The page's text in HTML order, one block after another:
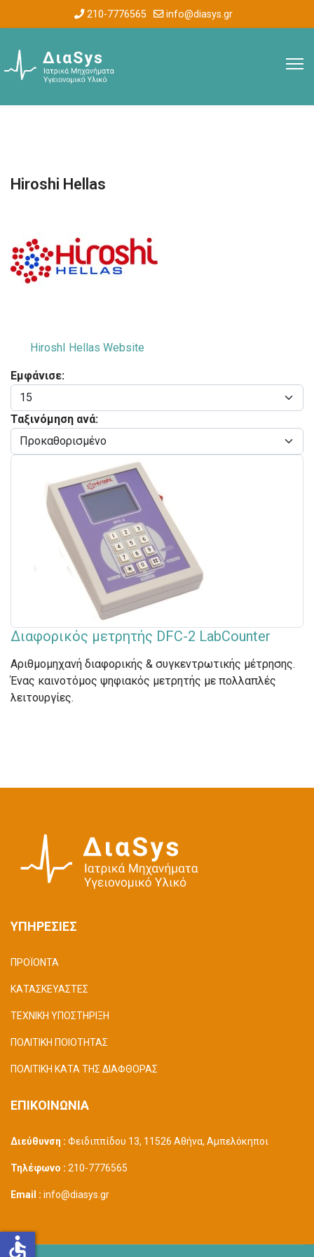
210-7776565 info@diasys.gr
Hiroshi Hellas
HiroshI Hellas Website
Εμφάνισε:
Ταξινόμηση ανά:
Διαφορικός μετρητής DFC-2 LabCounter
Αριθμομηχανή διαφορικής & συγκεντρωτικής μέτρησης.
Ένας καινοτόμος ψηφιακός μετρητής με πολλαπλές
λειτουργίες.
ΥΠΗΡΕΣΙΕΣ
ΠΡΟΪΟΝΤΑ
ΚΑΤΑΣΚΕΥΑΣΤΕΣ
ΤΕΧΝΙΚΗ ΥΠΟΣΤΗΡΙΞΗ
ΠΟΛΙΤΙΚΗ ΠΟΙΟΤΗΤΑΣ
ΠΟΛΙΤΙΚΗ ΚΑΤΑ ΤΗΣ ΔΙΑΦΘΟΡΑΣ
ΕΠΙΚΟΙΝΩΝΙΑ
Διεύθυνση : Φειδιππίδου 13, 11526 Αθήνα, Αμπελόκηποι
Τηλέφωνο : 210-7776565
Email : info@diasys.gr
accessible